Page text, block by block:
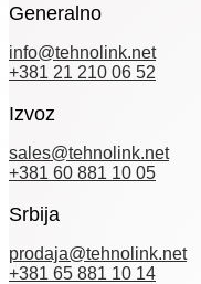
Generalno
info@tehnolink.net
+381 21 210 06 52
Izvoz
sales@tehnolink.net
+381 60 881 10 05
Srbija
prodaja@tehnolink.net
+381 65 881 10 14